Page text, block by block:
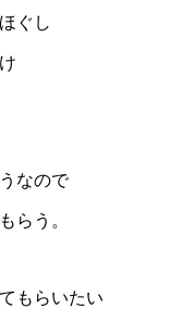
ぐし
なので
らう。
もらいたい